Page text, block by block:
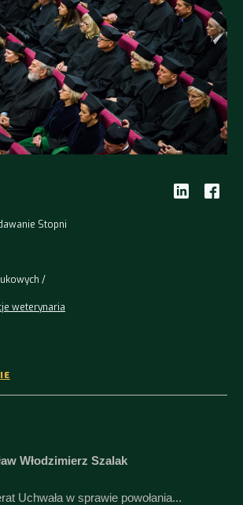
Stopni
weterynaria
Włodzimierz Szalak
Uchwała w sprawie powołania...